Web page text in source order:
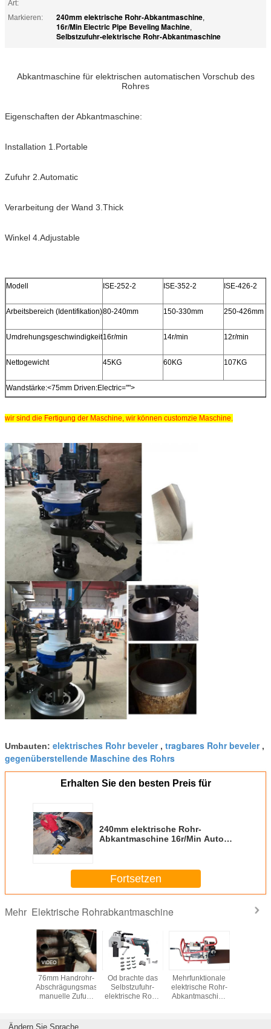
Art:
Markieren: 240mm elektrische Rohr-Abkantmaschine,
16r/Min Electric Pipe Beveling Machine,
Selbstzufuhr-elektrische Rohr-Abkantmaschine
Abkantmaschine für elektrischen automatischen Vorschub des
Rohres
Eigenschaften der Abkantmaschine:
Installation 1.Portable
Zufuhr 2.Automatic
Verarbeitung der Wand 3.Thick
Winkel 4.Adjustable
Modell ISE-252-2 ISE-352-2 ISE-426-2
Arbeitsbereich (Identifikation)80-240mm 150-330mm 250-426mm
Umdrehungsgeschwindigkeit16r/min 14r/min 12r/min
Nettogewicht 45KG 60KG 107KG
Wandstärke:<75mm Driven:Electric="">
wir sind die Fertigung der Maschine, wir können customzie Maschine.
Umbauten: elektrisches Rohr beveler, tragbares Rohr beveler,
gegenüberstellende Maschine des Rohrs
Erhalten Sie den besten Preis für
240mm elektrische Rohr-
Abkantmaschine 16r/Min Auto
Fortsetzen
Mehr Elektrische Rohrabkantmaschine
76mm Handrohr-
Abschrägungsmaschinen-
manuelle Zufuhr
Od brachte das
Selbstzufuhr-
elektrische Rohr-
Mehrfunktionale
elektrische Rohr-
Abkantmaschine
Ändern Sie Sprache